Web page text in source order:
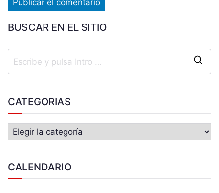
BUSCAR EN EL SITIO
CATEGORIAS
CALENDARIO